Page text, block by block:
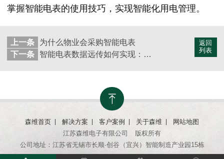
掌握智能电表的使用技巧，实现智能化用电管理。
返回
列表
上一条
为什么物业会采购智能电表
下一条
智能电表数据远传如何实现：探索智慧用电的核心技术
森维首页 解决方案 客户案例 关于森维
网站地图
江苏森维电子有限公司
版权所有
公司地址：江苏省无锡市长顺·创谷（宜兴）智能制造产业园15栋